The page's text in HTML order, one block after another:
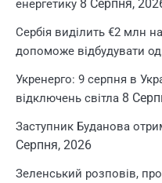
енергетику 8 Серпня,
Сербія виділить €2 млн
допоможе відбудувати
Укренерго: 9 серпня в
відключень світла 8
Заступник Буданова
Серпня, 2026
Зеленський розповів,